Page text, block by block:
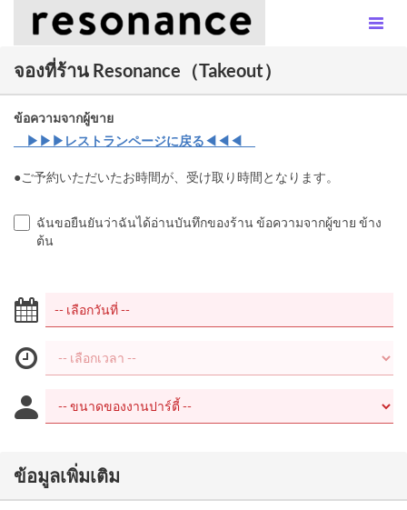
จองที่ร้าน Resonance（Takeout）
ข้อความจากผู้ขาย
▶▶▶レストランページに戻る◀◀◀
●ご予約いただいたお時間が、受け取り時間となります。
ฉันขอยืนยันว่าฉันได้อ่านบันทึกของร้าน ข้อความจากผู้ขาย ข้าง
ต้น
ข้อมูลเพิ่มเติม